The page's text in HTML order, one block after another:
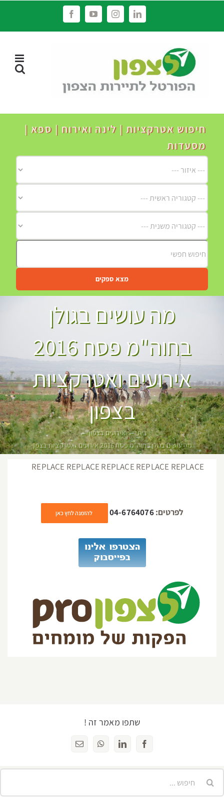
LinkedIn
Instagram
YouTube
Facebook
חיפוש אטרקציות | לינה ואירוח | ספא |
מסעדות
מצא ספקים
מה עושים בגולן
בחוה"מ פסח 2016
אירועים ואטרקציות
בצפון
בית
אירועים בצפון
מה עושים בגולן בחוה"מ פסח 2016 אירועים ואטרקציות בצפון
REPLACE REPLACE REPLACE REPLACE REPLACE
לפרטים:04-6764076 להזמנה לחץ כאן
שתפו מאמר זה !
Facebook
LinkedIn
WhatsAppכתובת